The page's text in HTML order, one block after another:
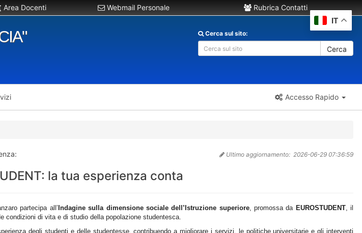
Area Docenti Webmail Personale Rubrica Contatti
Cerca sul sito:
Cerca
Accesso Rapido
Ultimo aggiornamento: 2026-06-29 07:36:59
la tua esperienza conta
partecipa all’ Indagine sulla dimensione sociale dell’Istruzione superiore, promossa da EUROSTUDENT, il
condizioni di vita e di studio della popolazione studentesca.
degli studenti e delle studentesse, contribuendo a migliorare i servizi, le politiche universitarie e gli interventi
IT